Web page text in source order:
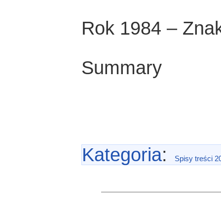
Rok 1984 –
Summary
Kategoria: Spisy treści